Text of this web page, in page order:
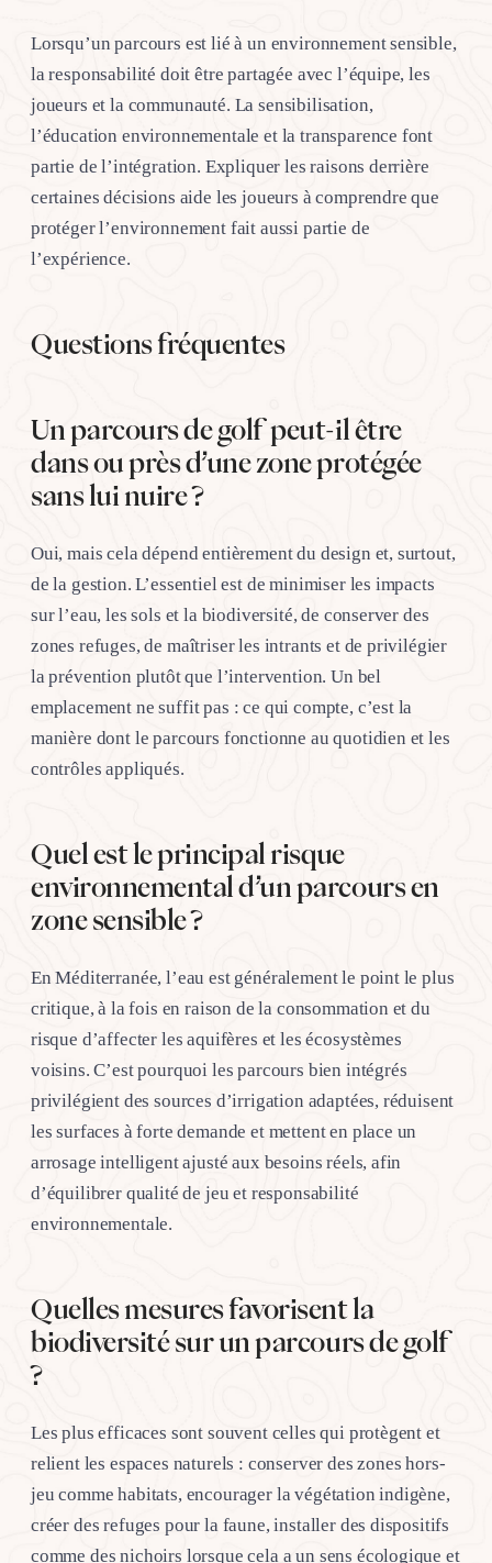
Lorsqu’un parcours est lié à un environnement sensible,
la responsabilité doit être partagée avec l’équipe, les
joueurs et la communauté. La sensibilisation,
l’éducation environnementale et la transparence font
partie de l’intégration. Expliquer les raisons derrière
certaines décisions aide les joueurs à comprendre que
protéger l’environnement fait aussi partie de
l’expérience.
Questions fréquentes
Un parcours de golf peut-il être
dans ou près d’une zone protégée
sans lui nuire ?
Oui, mais cela dépend entièrement du design et, surtout,
de la gestion. L’essentiel est de minimiser les impacts
sur l’eau, les sols et la biodiversité, de conserver des
zones refuges, de maîtriser les intrants et de privilégier
la prévention plutôt que l’intervention. Un bel
emplacement ne suffit pas : ce qui compte, c’est la
manière dont le parcours fonctionne au quotidien et les
contrôles appliqués.
Quel est le principal risque
environnemental d’un parcours en
zone sensible ?
En Méditerranée, l’eau est généralement le point le plus
critique, à la fois en raison de la consommation et du
risque d’affecter les aquifères et les écosystèmes
voisins. C’est pourquoi les parcours bien intégrés
privilégient des sources d’irrigation adaptées, réduisent
les surfaces à forte demande et mettent en place un
arrosage intelligent ajusté aux besoins réels, afin
d’équilibrer qualité de jeu et responsabilité
environnementale.
Quelles mesures favorisent la
biodiversité sur un parcours de golf
?
Les plus efficaces sont souvent celles qui protègent et
relient les espaces naturels : conserver des zones hors-
jeu comme habitats, encourager la végétation indigène,
créer des refuges pour la faune, installer des dispositifs
comme des nichoirs lorsque cela a un sens écologique et